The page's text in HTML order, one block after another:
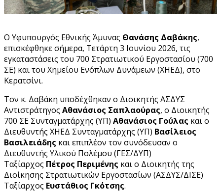
Ο Υφυπουργός Εθνικής Άμυνας Θανάσης Δαβάκης,
επισκέφθηκε σήμερα, Τετάρτη 3 Ιουνίου 2026, τις
εγκαταστάσεις του 700 Στρατιωτικού Εργοστασίου (700
ΣΕ) και του Χημείου Ενόπλων Δυνάμεων (ΧΗΕΔ), στο
Κερατσίνι.
Τον κ. Δαβάκη υποδέχθηκαν ο Διοικητής ΑΣΔΥΣ
Αντιστράτηγος Αθανάσιος Σαπλαούρας, ο Διοικητής
700 ΣΕ Συνταγματάρχης (ΥΠ) Αθανάσιος Γούλας και ο
Διευθυντής ΧΗΕΔ Συνταγματάρχης (ΥΠ) Βασίλειος
Βασιλειάδης και επιπλέον τον συνόδευσαν ο
Διευθυντής Υλικού Πολέμου (ΓΕΣ/ΔΥΠ)
Ταξίαρχος Πέτρος Περιμένης και ο Διοικητής της
Διοίκησης Στρατιωτικών Εργοστασίων (ΑΣΔΥΣ/ΔΙΣΕ)
Ταξίαρχος Ευστάθιος Γκότσης.